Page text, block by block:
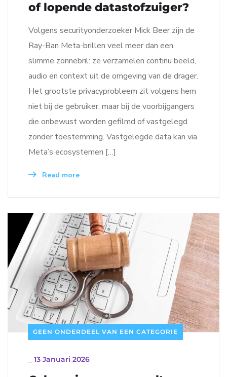
of lopende datastofzuiger?
Volgens securityonderzoeker Mick Beer zijn de
Ray-Ban Meta-brillen veel meer dan een
slimme zonnebril: ze verzamelen continu beeld,
audio en context uit de omgeving van de drager.
Het grootste privacyprobleem zit volgens hem
niet bij de gebruiker, maar bij de voorbijgangers
die onbewust worden gefilmd of vastgelegd
zonder toestemming. Vastgelegde data kan via
Meta’s ecosystemen […]
Read more
GEEN ONDERDEEL VAN EEN CATEGORIE
13 Januari 2026